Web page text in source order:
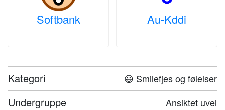
Softbank Au-Kddi
Kategori 😃 Smilefjes og følelser
Undergruppe Ansiktet uvel